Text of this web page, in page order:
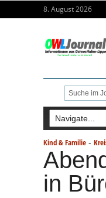
8. August 2026
Kind & Familie -
in